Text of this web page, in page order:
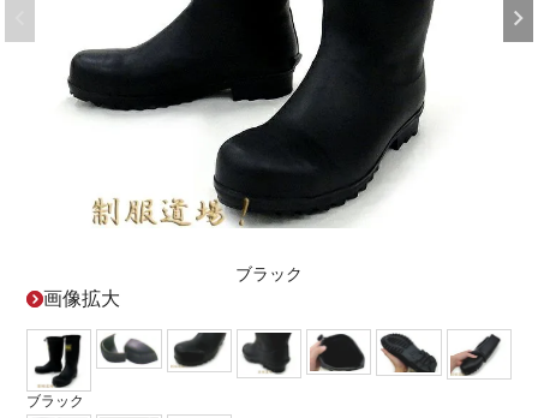
ブラック
画像拡大
ブラック